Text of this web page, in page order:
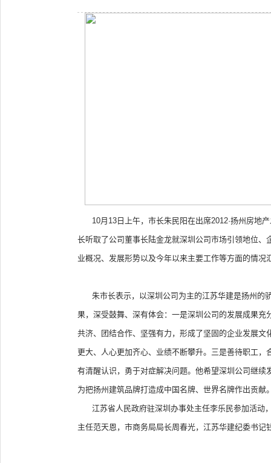
10月13日上午，市长朱民阳在出席2012·扬州房地
长听取了公司董事长陆金龙就深圳公司市场引领地位
业概况、发展形势以及今年以来主要工作等方面的情
朱市长表示，以深圳公司为主的江苏华建是扬州的
果，深受鼓舞、深有体会：一是深圳公司的发展成果
共济、团结合作、坚强有力，形成了坚固的企业发展
更大、人心更加齐心、业绩不断攀升。三是善待职工
有清醒认识，勇于对症解决问题。他希望深圳公司继
为把扬州建筑品牌打造成中国名牌、世界名牌作出贡献
江苏省人民政府驻深圳办事处主任李乐民参加活动
主任范天恩，市商务局局长周春光，江苏华建纪委书记